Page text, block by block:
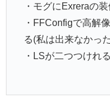
・モグにExreraの
・FFConfigで高解
る(私は出来なかっ
・LSが二つつけれ